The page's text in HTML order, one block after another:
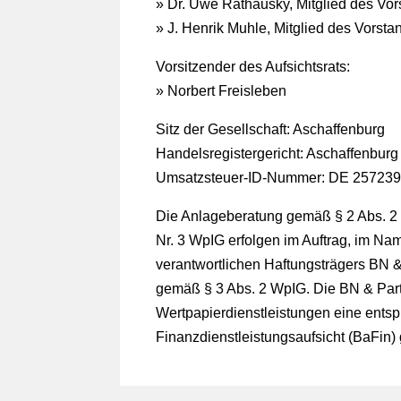
» Dr. Uwe Rathausky, Mitglied des
» J. Henrik Muhle, Mitglied des
Vorsitzender des Aufsichtsrats:
» Norbert Freisleben
Sitz der Gesellschaft: Aschaffenburg
Handelsregistergericht:
Umsatzsteuer-ID-Nummer: DE
Die Anlageberatung gemäß § 2 Abs.
Nr. 3 WpIG erfolgen im Auftrag, im
verantwortlichen Haftungsträgers BN
gemäß § 3 Abs. 2 WpIG. Die BN &
Wertpapierdienstleistungen eine
Finanzdienstleistungsaufsicht (BaFin)